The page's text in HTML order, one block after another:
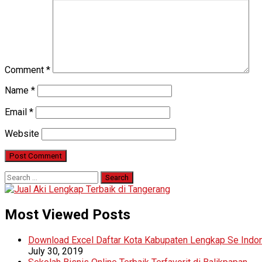
Comment *
Name *
Email *
Website
Search
for:
Most Viewed Posts
Download Excel Daftar Kota Kabupaten Lengkap Se
July 30, 2019